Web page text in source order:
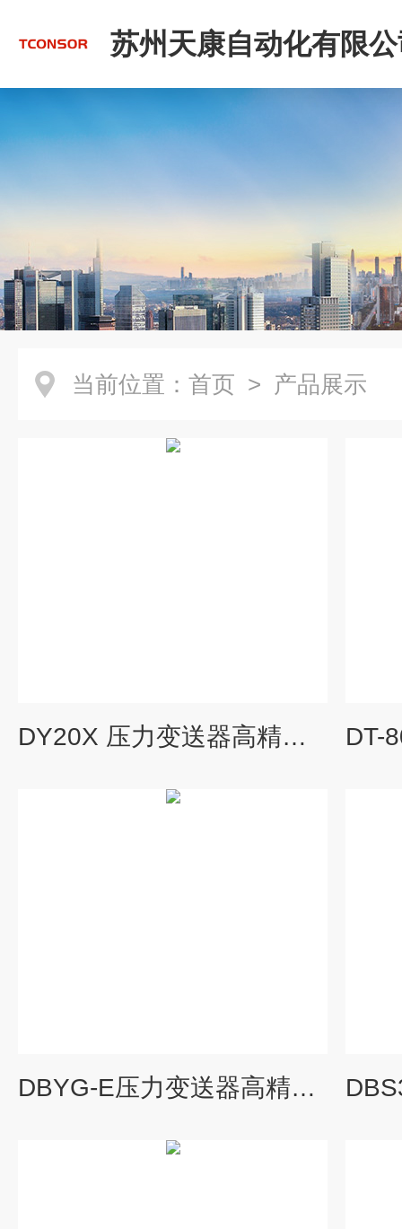
苏州天康自动化有限
当前位置： 首页 > 产品展示
DY20X 压力变送器高精度扩散硅液压传感器
DBYG-E压力变送器高精度扩散硅液压传感器